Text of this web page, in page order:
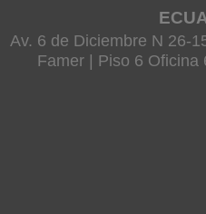
Av. 6 de Diciembre N 26-
Famer | Piso 6 Oficina